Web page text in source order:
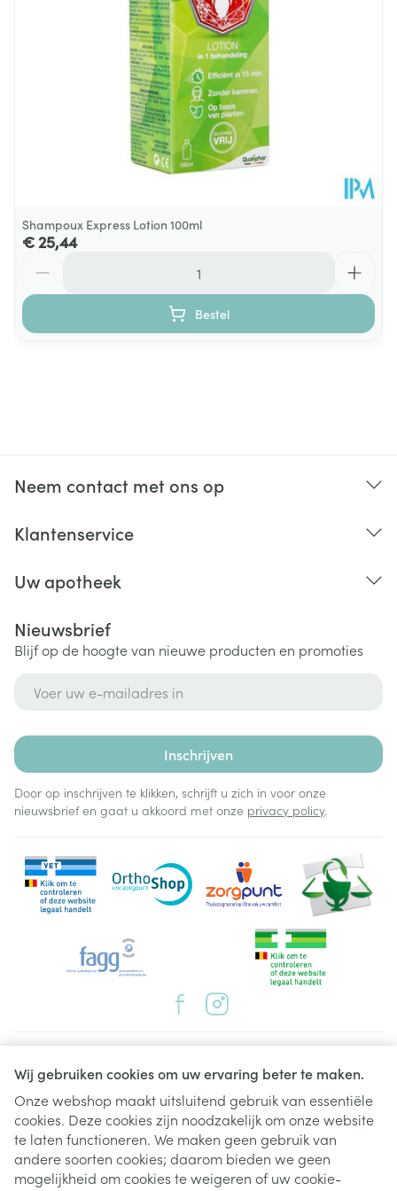
Wij gebruiken cookies om uw ervaring beter te maken.
Onze webshop maakt uitsluitend gebruik van essentiële
cookies. Deze cookies zijn noodzakelijk om onze website
te laten functioneren. We maken geen gebruik van
andere soorten cookies; daarom bieden we geen
mogelijkheid om cookies te weigeren of uw cookie-
Shampoux Express Lotion 100ml
€ 25,44
Bestel
Neem contact met ons op
Klantenservice
Uw apotheek
Nieuwsbrief
Blijf op de hoogte van nieuwe producten en promoties
Inschrijven
Door op inschrijven te klikken, schrijft u zich in voor onze
nieuwsbrief en gaat u akkoord met onze privacy policy.
Juridische links